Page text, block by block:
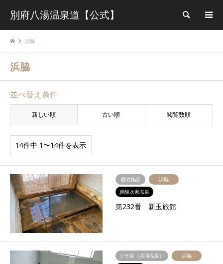
別府八湯温泉道【公式】 検索
浜脇
浜脇
並べ替え条件
新しい順 古い順 閲覧数順
14件中 1〜14件を表示
宿泊施設
浜脇
炭酸水素塩泉
第232番 新玉旅館
ジモ泉（共同温泉）
浜脇